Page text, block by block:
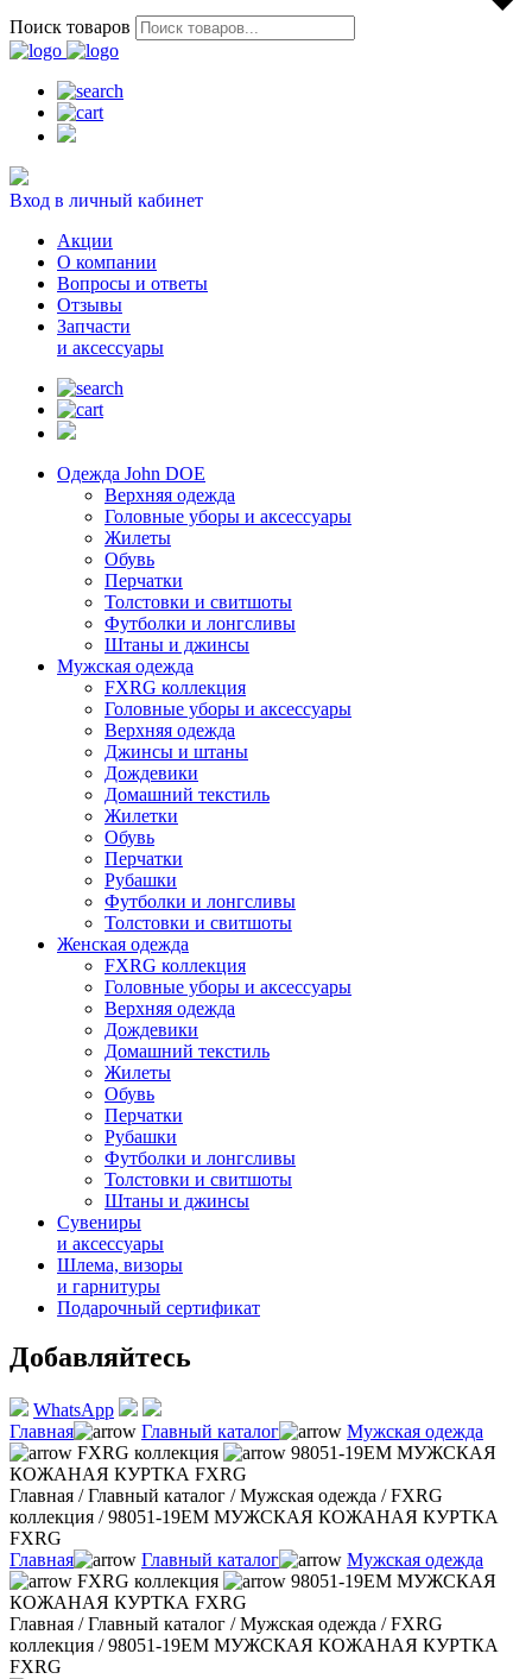
Поиск товаров
Вход в личный кабинет
Акции
О компании
Вопросы и ответы
Отзывы
Запчасти
и аксессуары
Одежда John DOE
Верхняя одежда
Головные уборы и аксессуары
Жилеты
Обувь
Перчатки
Толстовки и свитшоты
Футболки и лонгсливы
Штаны и джинсы
Мужская одежда
FXRG коллекция
Головные уборы и аксессуары
Верхняя одежда
Джинсы и штаны
Дождевики
Домашний текстиль
Жилетки
Обувь
Перчатки
Рубашки
Футболки и лонгсливы
Толстовки и свитшоты
Женская одежда
FXRG коллекция
Головные уборы и аксессуары
Верхняя одежда
Дождевики
Домашний текстиль
Жилеты
Обувь
Перчатки
Рубашки
Футболки и лонгсливы
Толстовки и свитшоты
Штаны и джинсы
Сувениры
и аксессуары
Шлема, визоры
и гарнитуры
Подарочный сертификат
Добавляйтесь
WhatsApp
Главная
Главный каталог
Мужская одежда
FXRG коллекция
98051-19EM МУЖСКАЯ
КОЖАНАЯ КУРТКА FXRG
Главная /Главный каталог /Мужская одежда /FXRG
коллекция /98051-19EM МУЖСКАЯ КОЖАНАЯ КУРТКА
FXRG
Главная
Главный каталог
Мужская одежда
FXRG коллекция
98051-19EM МУЖСКАЯ
КОЖАНАЯ КУРТКА FXRG
Главная /Главный каталог /Мужская одежда /FXRG
коллекция /98051-19EM МУЖСКАЯ КОЖАНАЯ КУРТКА
FXRG